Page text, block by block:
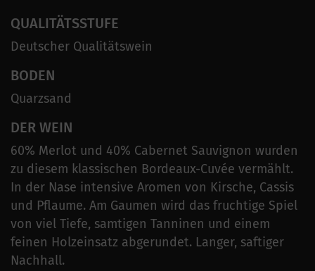
QUALITÄTSSTUFE
Deutscher Qualitätswein
BODEN
Quarzsand
DER WEIN
60% Merlot und 40% Cabernet Sauvignon wurden
zu diesem klassischen Bordeaux-Cuvée vermählt.
In der Nase intensive Aromen von Kirsche, Cassis
und Pflaume. Am Gaumen wird das fruchtige Spiel
von viel Tiefe, samtigen Tanninen und einem
feinen Holzeinsatz abgerundet. Langer, saftiger
Nachhall.